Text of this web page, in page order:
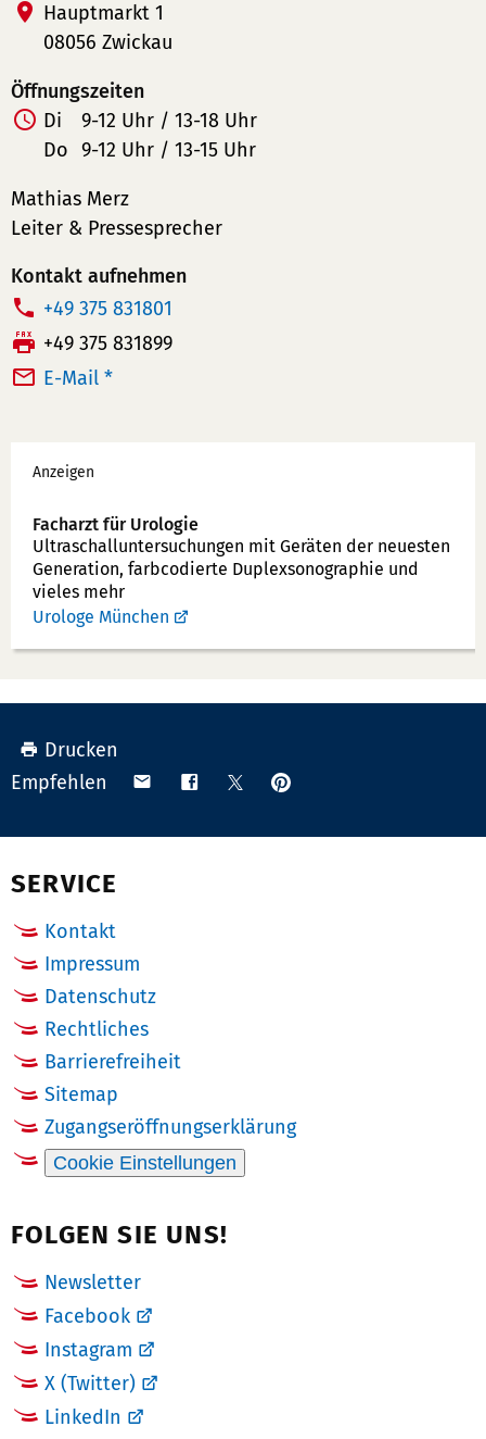
Hauptmarkt 1
08056 Zwickau
Öffnungszeiten
Di
9-12 Uhr / 13-18 Uhr
Do 9-12 Uhr / 13-15 Uhr
Mathias Merz
Leiter & Pressesprecher
Kontakt aufnehmen
T
e
l
n
u
m
m
e
r:
+49 375 831801
F
a
+49 375 831899
E-Mail *
Werbung
Anzeigen
Facharzt für Urologie
Ultraschallunter­suchungen mit Geräten der neuesten
Generation, farbcodierte Duplex­sonographie und
vieles mehr
Urologe München
Drucken
Empfehlen
Teilen Teilen TeilenAnpinnen
SERVICE
Kontakt
Impressum
Datenschutz
Rechtliches
Barrierefreiheit
Sitemap
Zugangseröffnungserklärung
Cookie Einstellungen
FOLGEN SIE UNS!
Newsletter
Facebook
Instagram
X (Twitter)
LinkedIn